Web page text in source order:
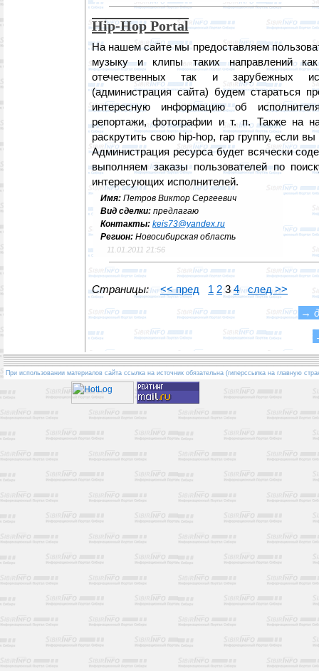
Hip-Hop Portal
На нашем сайте мы предоставляем
музыку и клипы таких направлений
отечественных так и зарубежных
(администрация сайта) будем стараться
интересную информацию об
репортажи, фотографии и т. п. Также на
раскрутить свою hip-hop, rap группу, если
Администрация ресурса будет всячески
выполняем заказы пользователей по
интересующих исполнителей.
Имя: Петров Виктор Сергеевич
Вид сделки: предлагаю
Контакты: keis73@yandex.ru
Регион: Новосибирская область
11.01.2011 21:56
Страницы: << пред 1 2 3 4
след >>
→
При использовании материалов сайта ссылка на источник обязательна (гиперссылка на главную